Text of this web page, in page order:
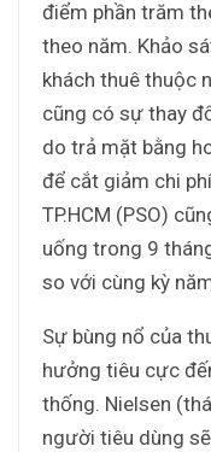
điểm phần trăm
theo năm. Khảo
khách thuê thuộc
cũng có sự thay
do trả mặt bằng
để cắt giảm chi
TP.HCM (PSO)
uống trong 9
so với cùng kỳ
Sự bùng nổ của
hưởng tiêu cực
thống. Nielsen
người tiêu dùng